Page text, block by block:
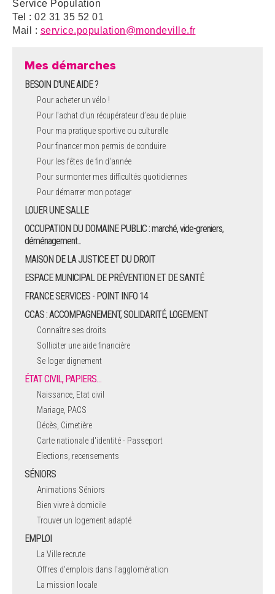
Service Population
Tel : 02 31 35 52 01
Mail : service.population@mondeville.fr
Mes démarches
BESOIN D'UNE AIDE ?
Pour acheter un vélo !
Pour l'achat d’un récupérateur d’eau de pluie
Pour ma pratique sportive ou culturelle
Pour financer mon permis de conduire
Pour les fêtes de fin d'année
Pour surmonter mes difficultés quotidiennes
Pour démarrer mon potager
LOUER UNE SALLE
OCCUPATION DU DOMAINE PUBLIC : marché, vide-greniers,
déménagement...
MAISON DE LA JUSTICE ET DU DROIT
ESPACE MUNICIPAL DE PRÉVENTION ET DE SANTÉ
FRANCE SERVICES - POINT INFO 14
CCAS : ACCOMPAGNEMENT, SOLIDARITÉ, LOGEMENT
Connaître ses droits
Solliciter une aide financière
Se loger dignement
ÉTAT CIVIL, PAPIERS…
Naissance, Etat civil
Mariage, PACS
Décès, Cimetière
Carte nationale d'identité - Passeport
Elections, recensements
SÉNIORS
Animations Séniors
Bien vivre à domicile
Trouver un logement adapté
EMPLOI
La Ville recrute
Offres d'emplois dans l'agglomération
La mission locale